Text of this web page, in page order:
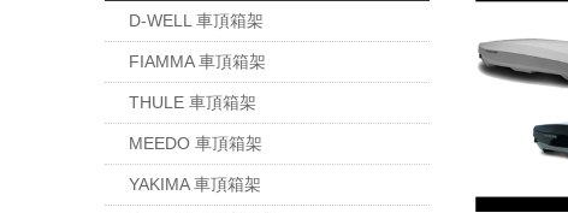
D-WELL 車頂箱架
FIAMMA 車頂箱架
THULE 車頂箱架
MEEDO 車頂箱架
YAKIMA 車頂箱架